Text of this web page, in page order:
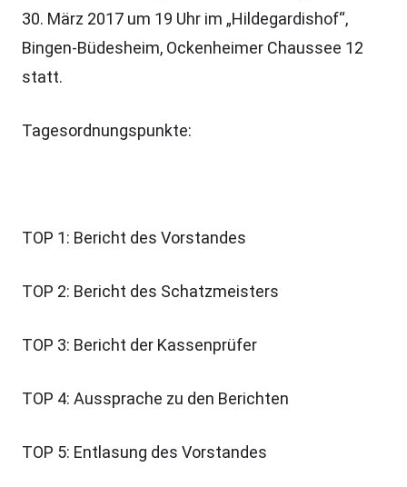
30. März 2017 um 19 Uhr im „Hildegardishof“,
Bingen-Büdesheim, Ockenheimer Chaussee 12
statt.
Tagesordnungspunkte:
TOP 1: Bericht des Vorstandes
TOP 2: Bericht des Schatzmeisters
TOP 3: Bericht der Kassenprüfer
TOP 4: Aussprache zu den Berichten
TOP 5: Entlasung des Vorstandes